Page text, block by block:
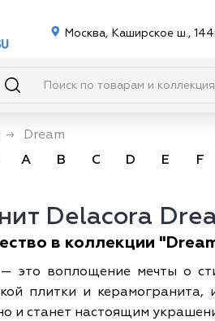
Москва, Каширское ш.,
→
Dream
A B C D E F
Delacora
в коллекции
это воплощение мечты о
плитки и
и станет настоящим